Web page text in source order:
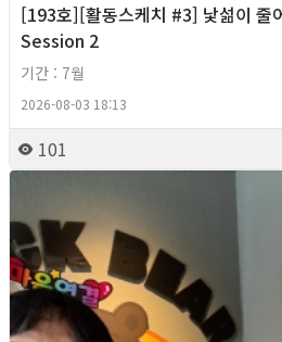
[193호][활동스케치 #3] 낯섦이
Session 2
기간 : 7월
2026-08-03 18:13
101